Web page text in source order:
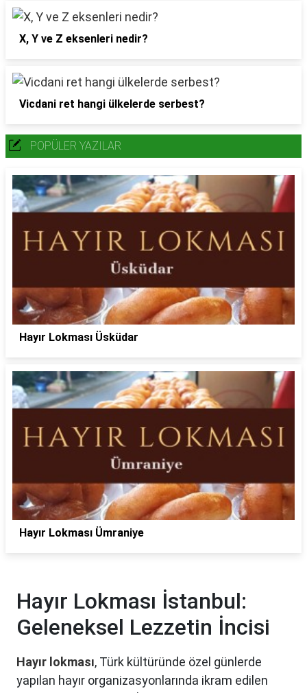
X, Y ve Z eksenleri nedir?
Vicdani ret hangi ülkelerde serbest?
POPÜLER YAZILAR
Hayır Lokması Üsküdar
Hayır Lokması Ümraniye
Hayır Lokması İstanbul:
Geleneksel Lezzetin İncisi
Hayır lokması, Türk kültüründe özel günlerde
yapılan hayır organizasyonlarında ikram edilen